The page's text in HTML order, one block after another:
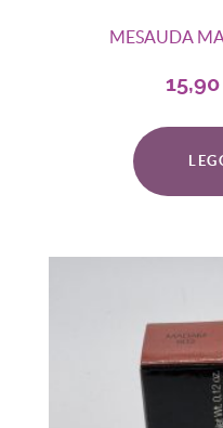
MESAUDA
15,90